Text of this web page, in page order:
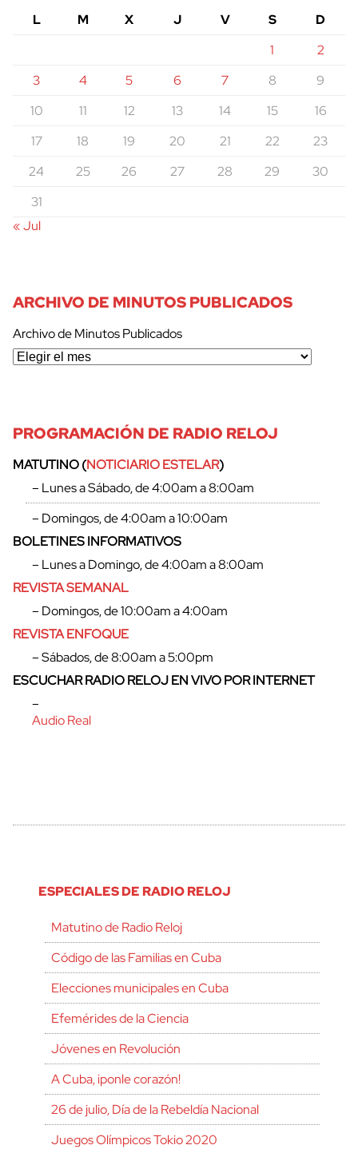
L M X J V S
D
1
2
3
4 5 6 7 8
9
10
11 12 13 14 15
16
17
18 19 20 21 22
23
24
25 26 27 28 29
30
31
« Jul
ARCHIVO DE MINUTOS PUBLICADOS
Archivo de Minutos Publicados
PROGRAMACIÓN DE RADIO RELOJ
MATUTINO (NOTICIARIO ESTELAR)
– Lunes a Sábado, de 4:00am a 8:00am
– Domingos, de 4:00am a 10:00am
BOLETINES INFORMATIVOS
– Lunes a Domingo, de 4:00am a 8:00am
REVISTA SEMANAL
– Domingos, de 10:00am a 4:00am
REVISTA ENFOQUE
– Sábados, de 8:00am a 5:00pm
ESCUCHAR RADIO RELOJ EN VIVO POR INTERNET
–
Audio Real
ESPECIALES DE RADIO RELOJ
Matutino de Radio Reloj
Código de las Familias en Cuba
Elecciones municipales en Cuba
Efemérides de la Ciencia
Jóvenes en Revolución
A Cuba, ¡ponle corazón!
26 de julio, Día de la Rebeldía Nacional
Juegos Olímpicos Tokio 2020